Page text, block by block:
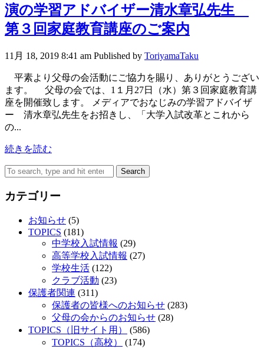
演の学習アドバイザー清水章弘先生
第３回家庭教育講座のご案内
11月 18, 2019 8:41 am Published by ToriyamaTaku
平素より父母の会活動にご協力を賜り、ありがとうござい
ます。 父母の会では、1１月27日（水）第３回家庭教育講
座を開催致します。 メディアでおなじみの学習アドバイザ
ー 清水章弘先生をお招きし、「大学入試改革とこれから
の...
続きを読む
Search
カテゴリー
お知らせ (5)
TOPICS (181)
中学校入試情報 (29)
高等学校入試情報 (27)
学校生活 (122)
クラブ活動 (23)
保護者関連 (311)
保護者の皆様へのお知らせ (283)
父母の会からのお知らせ (28)
TOPICS（旧サイト用）
(586)
TOPICS（高校）
(174)